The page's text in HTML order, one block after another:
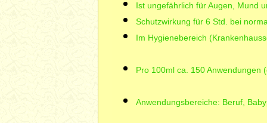
Ist ungefährlich für Augen, Mund
Schutzwirkung für 6 Std. bei
Im Hygienebereich
Pro 100ml ca. 150 Anwendungen
Anwendungsbereiche: Beruf,